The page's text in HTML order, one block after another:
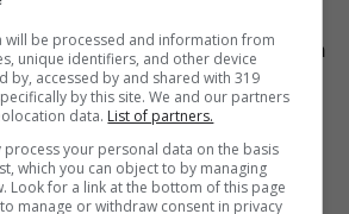
ingannati da una pagina
che propone un aggiornamento
legittimo e innocuo.
però, questo aggiornamento
ilmalware Brokewell, che ha la
will be processed and information from
unique identifiers, and other device
by, accessed by and shared with 319
by this site. We and our partners
data. List of partners.
process your personal data on the basis
which you can object to by managing
Look for a link at the bottom of this page
manage or withdraw consent in privacy